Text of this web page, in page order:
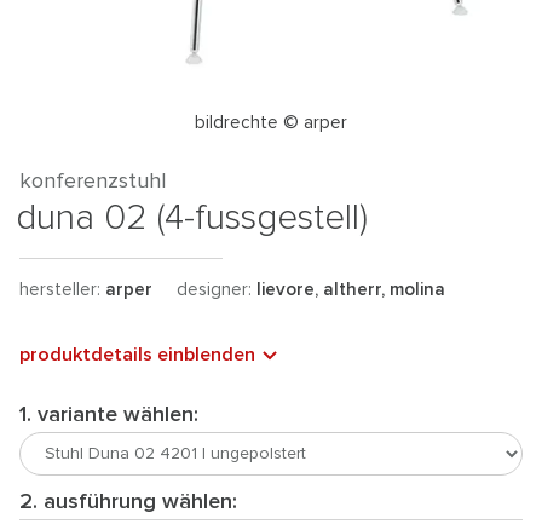
bildrechte © arper
konferenzstuhl
duna 02 (4-fussgestell)
hersteller: arper designer: lievore, altherr, molina
produktdetails einblenden
1. variante wählen:
2. ausführung wählen: